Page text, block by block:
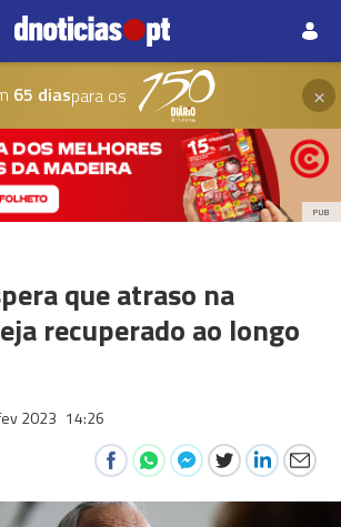
65 diaspara os ×
PUB
que atraso na
recuperado ao longo
2023 14:26